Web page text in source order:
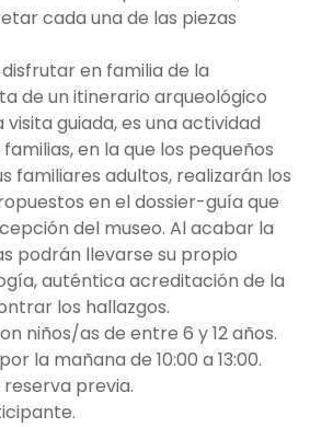
cada una de las piezas
en familia de la
de un itinerario arqueológico
visita guiada, es una actividad
en la que los pequeños
familiares adultos, realizarán los
en el dossier-guía que
del museo. Al acabar la
podrán llevarse su propio
auténtica acreditación de la
los hallazgos.
niños/as de entre 6 y 12 años.
la mañana de 10:00 a 13:00.
previa.